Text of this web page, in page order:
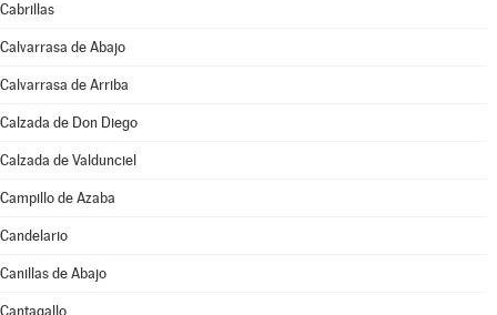
Cabrillas
Calvarrasa de Abajo
Calvarrasa de Arriba
Calzada de Don Diego
Calzada de Valdunciel
Campillo de Azaba
Candelario
Canillas de Abajo
Cantagallo